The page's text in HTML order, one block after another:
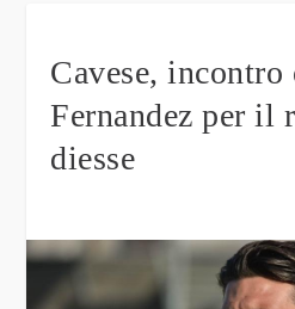
Cavese, incontro
Fernandez per il
diesse